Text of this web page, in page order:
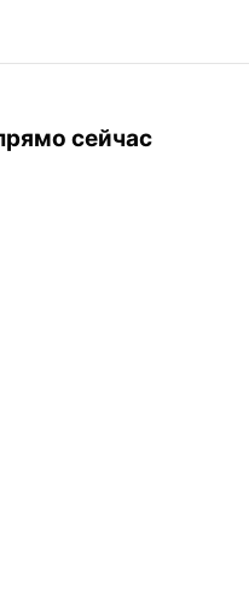
сейчас